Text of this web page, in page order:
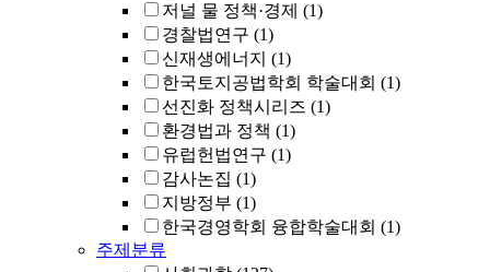
저널 물 정책·경제 (1)
경찰법연구 (1)
신재생에너지 (1)
한국토지공법학회 학술대회 (1)
선진화 정책시리즈 (1)
환경법과 정책 (1)
유럽헌법연구 (1)
감사논집 (1)
지방정부 (1)
한국경영학회 융합학술대회 (1)
주제분류